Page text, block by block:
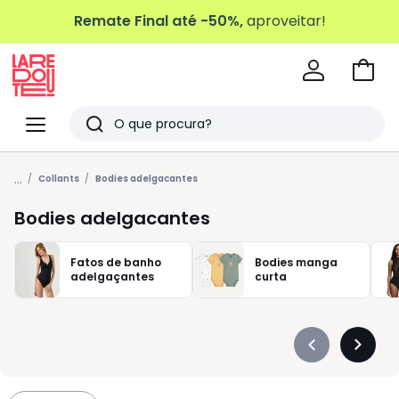
Remate Final até -50%,aproveitar!
Menu
Redoute
Pesquisar
Últimos
artigos
vistos
Ir
... Collants Bodies adelgacantes
Bodies adelgacantes
Fatos de banho
adelgaçantes
Bodies manga
curta
Précédent